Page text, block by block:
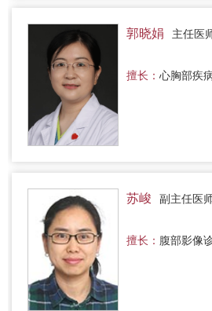
郭晓娟 主任医
擅长： 心胸部疾
苏峻 副主任医
擅长： 腹部影像